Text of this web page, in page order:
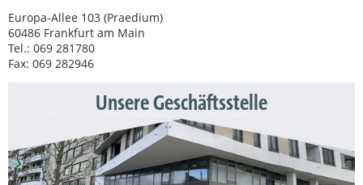
Europa-Allee 103 (Praedium)
60486 Frankfurt am Main
Tel.: 069 281780
Fax: 069 282946
Unsere Geschäftsstelle